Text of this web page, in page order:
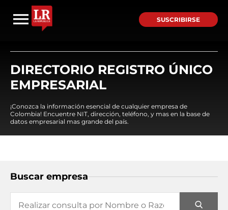
SUSCRIBIRSE
DIRECTORIO REGISTRO ÚNICO
EMPRESARIAL
¡Conozca la información esencial de cualquier empresa de
Colombia! Encuentre NIT, dirección, teléfono, y mas en la base de
datos empresarial mas grande del país.
Buscar empresa